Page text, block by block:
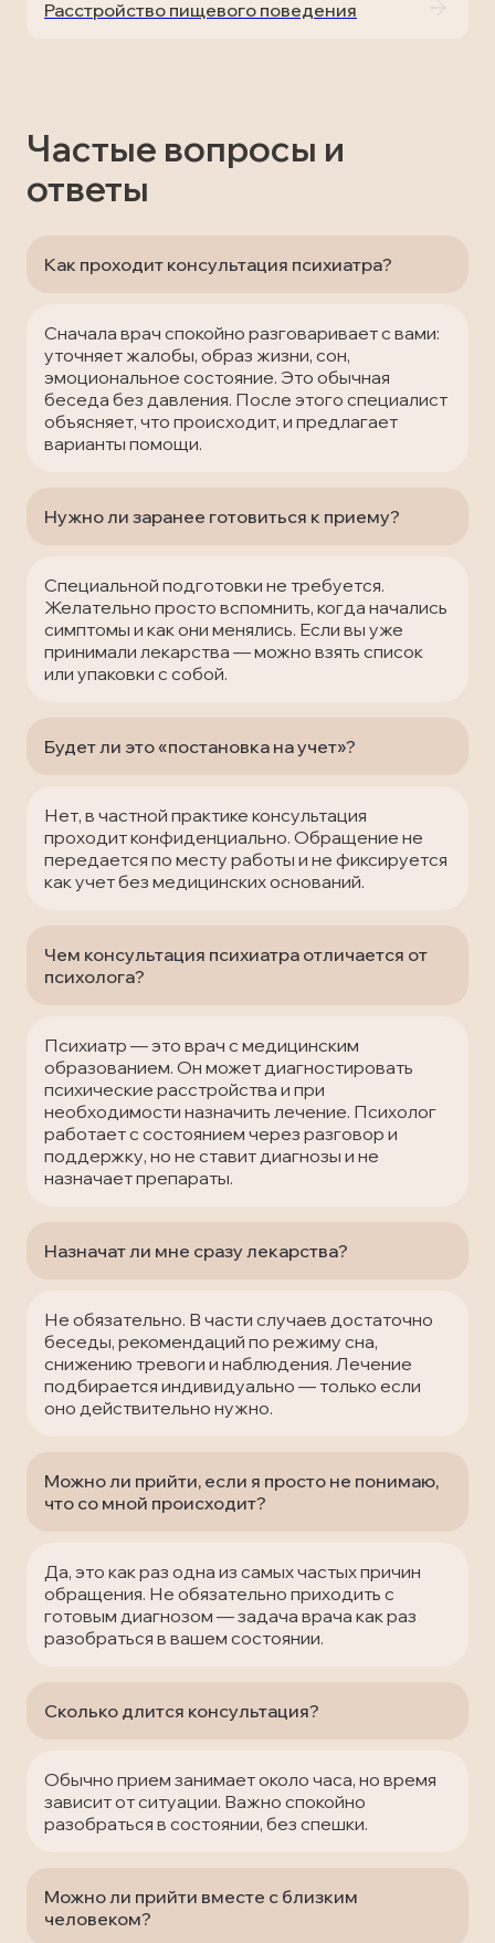
Расстройство пищевого поведения
Частые вопросы и
ответы
Как проходит консультация психиатра?
Сначала врач спокойно разговаривает с вами:
уточняет жалобы, образ жизни, сон,
эмоциональное состояние. Это обычная
беседа без давления. После этого специалист
объясняет, что происходит, и предлагает
варианты помощи.
Нужно ли заранее готовиться к приему?
Специальной подготовки не требуется.
Желательно просто вспомнить, когда начались
симптомы и как они менялись. Если вы уже
принимали лекарства — можно взять список
или упаковки с собой.
Будет ли это «постановка на учет»?
Нет, в частной практике консультация
проходит конфиденциально. Обращение не
передается по месту работы и не фиксируется
как учет без медицинских оснований.
Чем консультация психиатра отличается от
психолога?
Психиатр — это врач с медицинским
образованием. Он может диагностировать
психические расстройства и при
необходимости назначить лечение. Психолог
работает с состоянием через разговор и
поддержку, но не ставит диагнозы и не
назначает препараты.
Назначат ли мне сразу лекарства?
Не обязательно. В части случаев достаточно
беседы, рекомендаций по режиму сна,
снижению тревоги и наблюдения. Лечение
подбирается индивидуально — только если
оно действительно нужно.
Можно ли прийти, если я просто не понимаю,
что со мной происходит?
Да, это как раз одна из самых частых причин
обращения. Не обязательно приходить с
готовым диагнозом — задача врача как раз
разобраться в вашем состоянии.
Сколько длится консультация?
Обычно прием занимает около часа, но время
зависит от ситуации. Важно спокойно
разобраться в состоянии, без спешки.
Можно ли прийти вместе с близким
человеком?